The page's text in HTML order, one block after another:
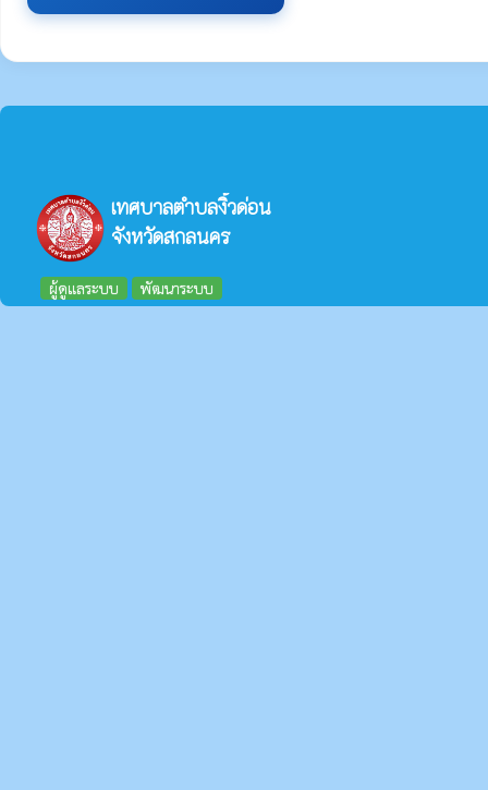
เทศบาลตำบลงิ้วด่อน
จังหวัดสกลนคร
ผู้ดูแลระบบ พัฒนาระบบ